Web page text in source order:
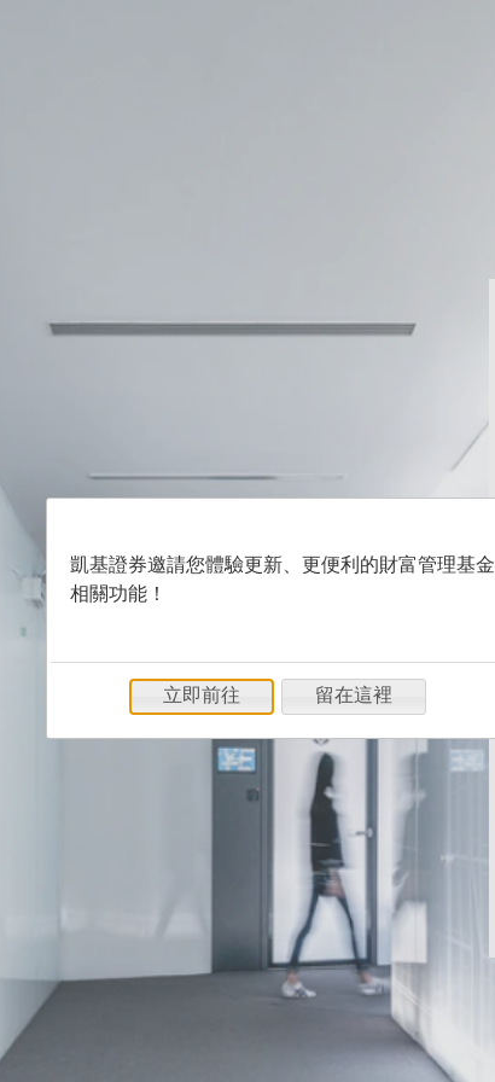
凱基證券邀請您體驗更新、更便利的財富管理基金
相關功能！
立即前往 留在這裡